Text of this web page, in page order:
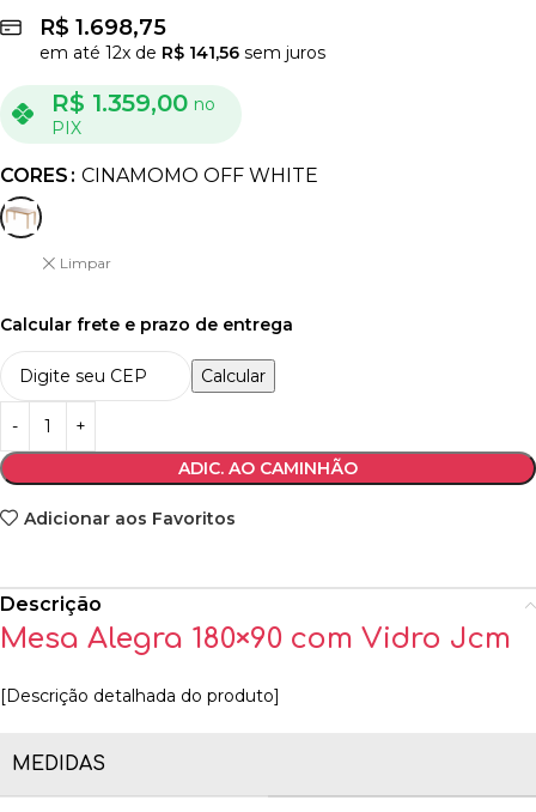
R$ 1.698,75
em até 12x de R$ 141,56 sem juros
R$ 1.359,00 no
PIX
CORES CINAMOMO OFF WHITE
Limpar
Calcular frete e prazo de entrega
Calcular
ADIC. AO CAMINHÃO
Adicionar aos Favoritos
Descrição
Mesa Alegra 180×90 com Vidro Jcm
[Descrição detalhada do produto]
MEDIDAS